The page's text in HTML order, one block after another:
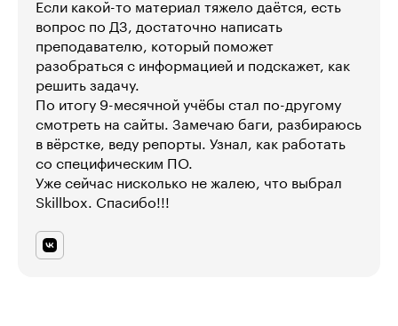
Если какой-то материал тяжело даётся, есть
вопрос по ДЗ, достаточно написать
преподавателю, который поможет
разобраться с информацией и подскажет, как
решить задачу.
По итогу 9-месячной учёбы стал по-другому
смотреть на сайты. Замечаю баги, разбираюсь
в вёрстке, веду репорты. Узнал, как работать
со специфическим ПО.
Уже сейчас нисколько не жалею, что выбрал
Skillbox. Спасибо!!!